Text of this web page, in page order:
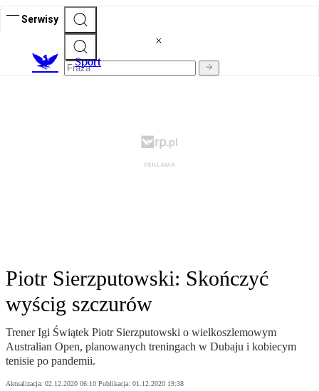
Serwisy
Sport
Piotr Sierzputowski: Skończyć
wyścig szczurów
Trener Igi Świątek Piotr Sierzputowski o wielkoszlemowym
Australian Open, planowanych treningach w Dubaju i kobiecym
tenisie po pandemii.
Aktualizacja: 02.12.2020 06:10 Publikacja: 01.12.2020 19:38